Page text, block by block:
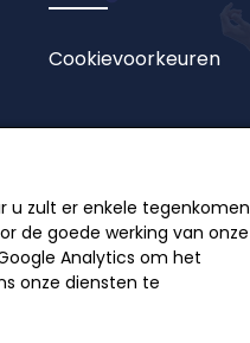
Cookievoorkeuren
zult er enkele tegenkomen
de goede werking van onze
Analytics om het
onze diensten te